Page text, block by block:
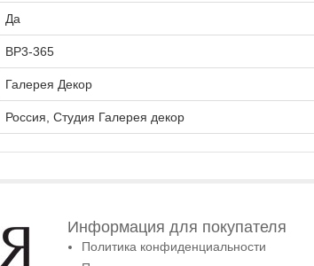
Да
ВР3-365
Галерея Декор
Россия, Студия Галерея декор
Информация для покупателя
Политика конфиденциальности